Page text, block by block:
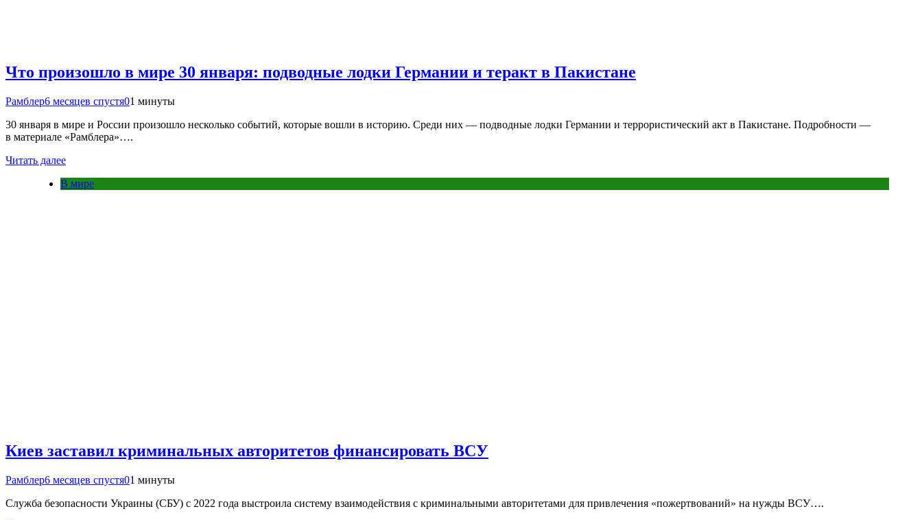
Что произошло в мире 30 января: подводные лодки Германии и теракт в Пакистане
Рамблер6 месяцев спустя01 минуты
30 января в мире и России произошло несколько событий, которые вошли в историю. Среди них — подводные лодки Германии и террористический акт в Пакистане. Подробности —
в материале «Рамблера»….
Читать далее
В мире
Киев заставил криминальных авторитетов финансировать ВСУ
Рамблер6 месяцев спустя01 минуты
Служба безопасности Украины (СБУ) с 2022 года выстроила систему взаимодействия с криминальными авторитетами для привлечения «пожертвований» на нужды ВСУ….